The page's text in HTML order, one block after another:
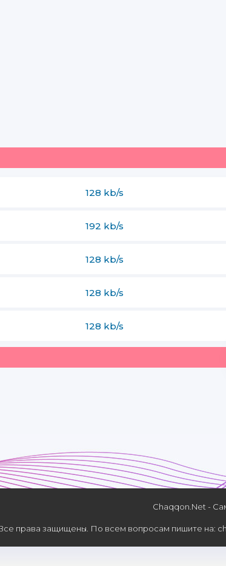
128 kb/s
192 kb/s
128 kb/s
128 kb/s
128 kb/s
Chaqqon.Net -
права защищены. По всем вопросам пишите на: